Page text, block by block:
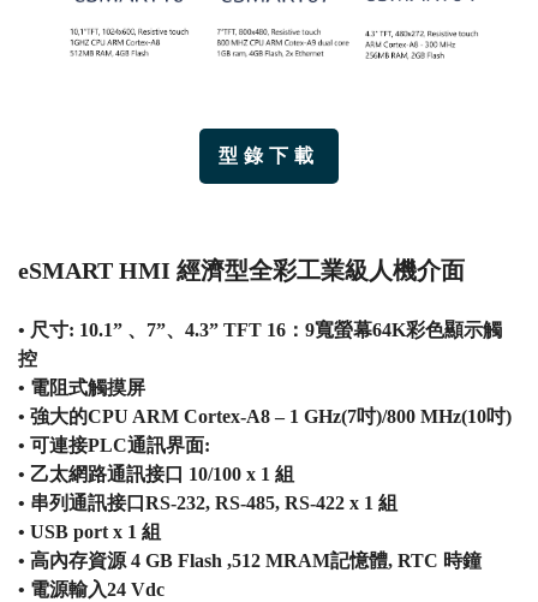
型錄下載
eSMART HMI 經濟型全彩工業級人機介面
• 尺寸: 10.1” 、7”、4.3” TFT 16：9寬螢幕64K彩色顯示觸
控
• 電阻式觸摸屏
• 強大的CPU ARM Cortex-A8 – 1 GHz(7吋)/800 MHz(10吋)
• 可連接PLC通訊界面:
• 乙太網路通訊接口 10/100 x 1 組
• 串列通訊接口RS-232, RS-485, RS-422 x 1 組
• USB port x 1 組
• 高內存資源 4 GB Flash ,512 MRAM記憶體, RTC 時鐘
• 電源輸入24 Vdc